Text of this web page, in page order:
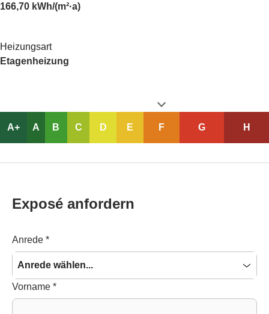
166,70 kWh/(m²·a)
Heizungsart
Etagenheizung
A+ A B C D E F G H
Exposé anfordern
Anrede *
Anrede wählen...
Vorname *